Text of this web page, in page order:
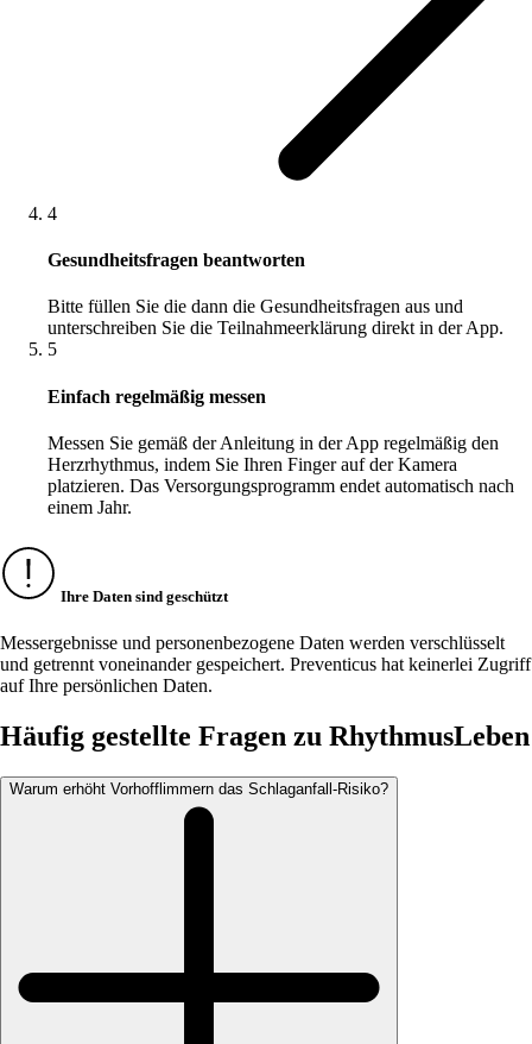
4
Gesundheitsfragen beantworten
Bitte füllen Sie die dann die Gesundheitsfragen aus und
unterschreiben Sie die Teilnahmeerklärung direkt in der App.
5
Einfach regelmäßig messen
Messen Sie gemäß der Anleitung in der App regelmäßig den
Herzrhythmus, indem Sie Ihren Finger auf der Kamera
platzieren. Das Versorgungsprogramm endet automatisch nach
einem Jahr.
Ihre Daten sind geschützt
Messergebnisse und personenbezogene Daten werden verschlüsselt
und getrennt voneinander gespeichert. Preventicus hat keinerlei Zugriff
auf Ihre persönlichen Daten.
Häufig gestellte Fragen zu RhythmusLeben
Warum erhöht Vorhofflimmern das Schlaganfall-Risiko?